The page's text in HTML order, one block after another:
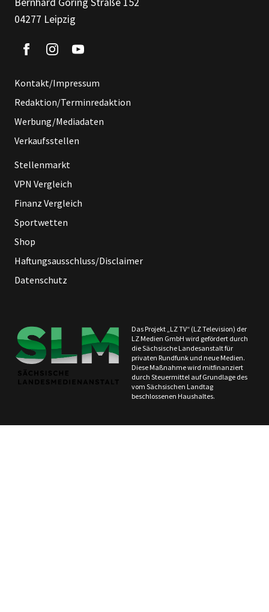
04277 Leipzig
Kontakt/Impressum
Redaktion/Terminredaktion
Werbung/Mediadaten
Verkaufsstellen
Stellenmarkt
VPN Vergleich
Finanz Vergleich
Sportwetten
Shop
Haftungsausschluss/Disclaimer
Datenschutz
Das Projekt „LZ TV“ (LZ Television) der
LZ Medien GmbH wird gefördert durch
die Sächsische Landesanstalt für
privaten Rundfunk und neue Medien.
Diese Maßnahme wird mitfinanziert
durch Steuermittel auf Grundlage des
vom Sächsischen Landtag
beschlossenen Haushaltes.